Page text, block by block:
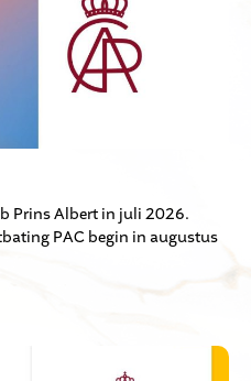
Prins Albert in juli 2026.
PAC begin in augustus